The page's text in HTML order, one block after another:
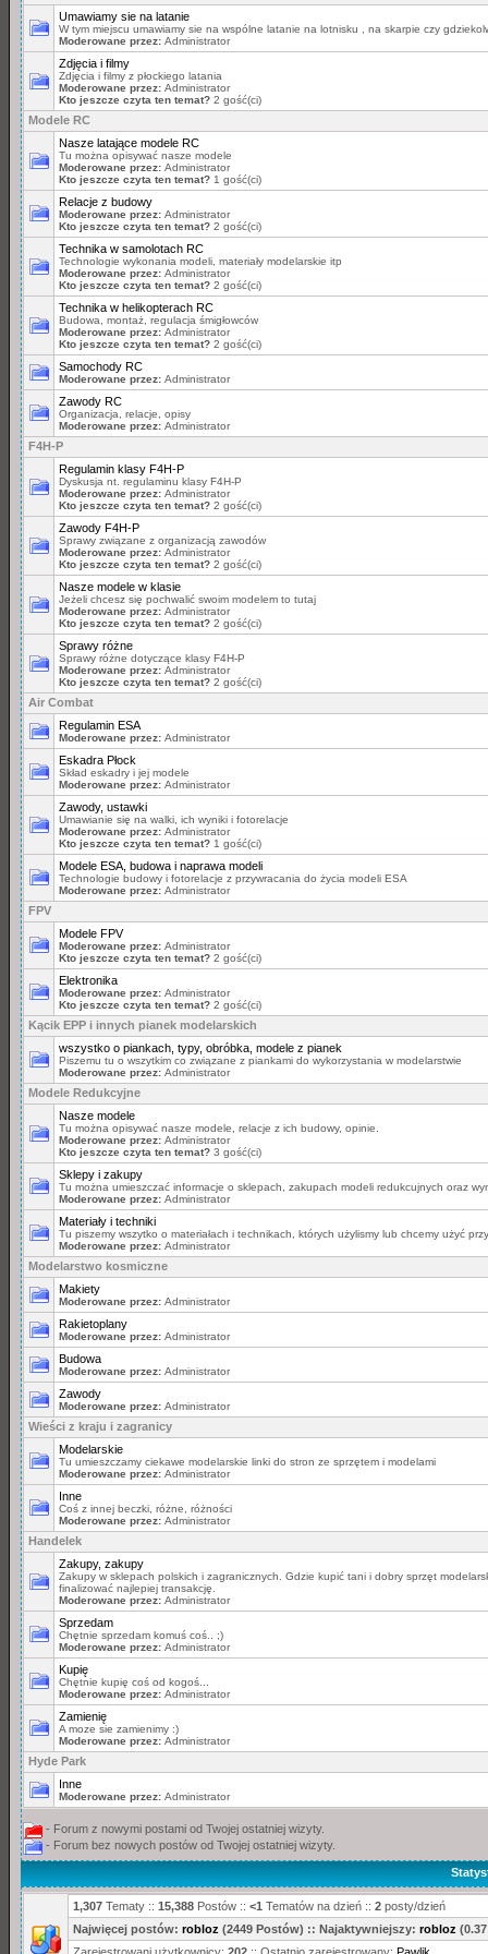
Umawiamy sie na latanie
W tym miejscu umawiamy sie na wspólne latanie na lotnisku , na skarpie czy
Moderowane przez: Administrator
Zdjęcia i filmy
Zdjęcia i filmy z płockiego latania
Moderowane przez: Administrator
Kto jeszcze czyta ten temat? 2 gość(ci)
Modele RC
Nasze latające modele RC
Tu można opisywać nasze modele
Moderowane przez: Administrator
Kto jeszcze czyta ten temat? 1 gość(ci)
Relacje z budowy
Moderowane przez: Administrator
Kto jeszcze czyta ten temat? 2 gość(ci)
Technika w samolotach RC
Technologie wykonania modeli, materiały modelarskie itp
Moderowane przez: Administrator
Kto jeszcze czyta ten temat? 2 gość(ci)
Technika w helikopterach RC
Budowa, montaż, regulacja śmigłowców
Moderowane przez: Administrator
Kto jeszcze czyta ten temat? 2 gość(ci)
Samochody RC
Moderowane przez: Administrator
Zawody RC
Organizacja, relacje, opisy
Moderowane przez: Administrator
F4H-P
Regulamin klasy F4H-P
Dyskusja nt. regulaminu klasy F4H-P
Moderowane przez: Administrator
Kto jeszcze czyta ten temat? 2 gość(ci)
Zawody F4H-P
Sprawy związane z organizacją zawodów
Moderowane przez: Administrator
Kto jeszcze czyta ten temat? 2 gość(ci)
Nasze modele w klasie
Jeżeli chcesz się pochwalić swoim modelem to tutaj
Moderowane przez: Administrator
Kto jeszcze czyta ten temat? 2 gość(ci)
Sprawy różne
Sprawy różne dotyczące klasy F4H-P
Moderowane przez: Administrator
Kto jeszcze czyta ten temat? 2 gość(ci)
Air Combat
Regulamin ESA
Moderowane przez: Administrator
Eskadra Płock
Skład eskadry i jej modele
Moderowane przez: Administrator
Zawody, ustawki
Umawianie się na walki, ich wyniki i fotorelacje
Moderowane przez: Administrator
Kto jeszcze czyta ten temat? 1 gość(ci)
Modele ESA, budowa i naprawa modeli
Technologie budowy i fotorelacje z przywracania do życia modeli ESA
Moderowane przez: Administrator
FPV
Modele FPV
Moderowane przez: Administrator
Kto jeszcze czyta ten temat? 2 gość(ci)
Elektronika
Moderowane przez: Administrator
Kto jeszcze czyta ten temat? 2 gość(ci)
Kącik EPP i innych pianek modelarskich
wszystko o piankach, typy, obróbka, modele z pianek
Piszemu tu o wszytkim co związane z piankami do wykorzystania w modelarstwie
Moderowane przez: Administrator
Modele Redukcyjne
Nasze modele
Tu można opisywać nasze modele, relacje z ich budowy, opinie.
Moderowane przez: Administrator
Kto jeszcze czyta ten temat? 3 gość(ci)
Sklepy i zakupy
Tu można umieszczać informacje o sklepach, zakupach modeli redukcujnych oraz
Moderowane przez: Administrator
Materiały i techniki
Tu piszemy wszytko o materiałach i technikach, których użylismy lub chcemy użyć
Moderowane przez: Administrator
Modelarstwo kosmiczne
Makiety
Moderowane przez: Administrator
Rakietoplany
Moderowane przez: Administrator
Budowa
Moderowane przez: Administrator
Zawody
Moderowane przez: Administrator
Wieści z kraju i zagranicy
Modelarskie
Tu umieszczamy ciekawe modelarskie linki do stron ze sprzętem i modelami
Moderowane przez: Administrator
Inne
Coś z innej beczki, różne, różności
Moderowane przez: Administrator
Handelek
Zakupy, zakupy
Zakupy w sklepach polskich i zagranicznych. Gdzie kupić tani i dobry sprzęt
finalizować najlepiej transakcję.
Moderowane przez: Administrator
Sprzedam
Chętnie sprzedam komuś coś.. ;)
Moderowane przez: Administrator
Kupię
Chętnie kupię coś od kogoś...
Moderowane przez: Administrator
Zamienię
A moze sie zamienimy :)
Moderowane przez: Administrator
Hyde Park
Inne
Moderowane przez: Administrator
- Forum z nowymi postami od Twojej ostatniej wizyty.
- Forum bez nowych postów od Twojej ostatniej wizyty.
1,307 Tematy :: 15,388 Postów :: <1 Tematów na dzień :: 2 posty/dzień
Najwięcej postów: robloz (2449 Postów) :: Najaktywniejszy: robloz